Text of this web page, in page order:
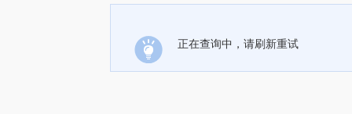
正在查询中，请刷新重试